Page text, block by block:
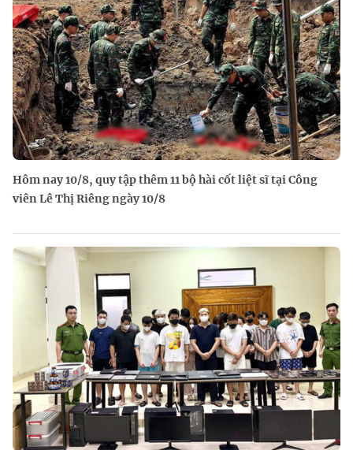
Hôm nay 10/8, quy tập thêm 11 bộ hài cốt liệt sĩ tại Công
viên Lê Thị Riêng ngày 10/8